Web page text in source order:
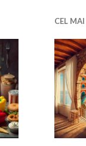
CEL MAI